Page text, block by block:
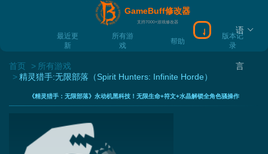
GameBuff修改器
支持7000+游戏修改器
最近更
新
所有游
戏
帮助
版本记
录
下载Gamebuff
语
言
首页
所有游戏
精灵猎手:无限部落（Spirit Hunters: Infinite Horde）
《精灵猎手：无限部落》永动机黑科技！无限生命+符文+水晶解锁全角色骚操作